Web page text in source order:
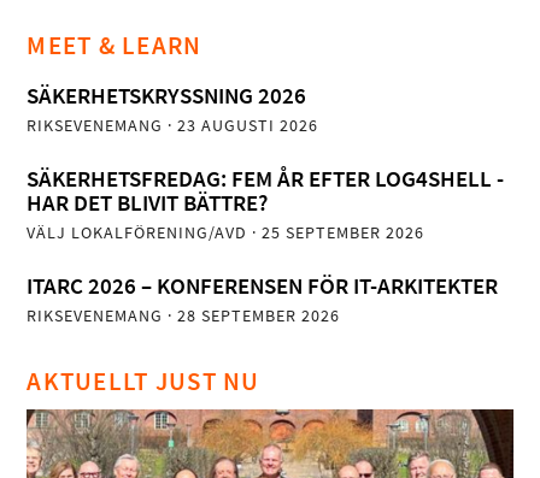
MEET & LEARN
SÄKERHETSKRYSSNING 2026
RIKSEVENEMANG · 23 AUGUSTI 2026
SÄKERHETSFREDAG: FEM ÅR EFTER LOG4SHELL -
HAR DET BLIVIT BÄTTRE?
VÄLJ LOKALFÖRENING/AVD · 25 SEPTEMBER 2026
ITARC 2026 – KONFERENSEN FÖR IT-ARKITEKTER
RIKSEVENEMANG · 28 SEPTEMBER 2026
AKTUELLT JUST NU